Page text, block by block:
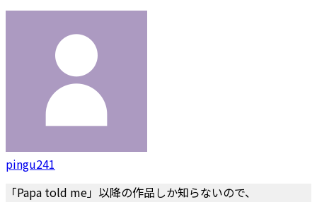
pingu241
「Papa told me」以降の作品しか知らないので、